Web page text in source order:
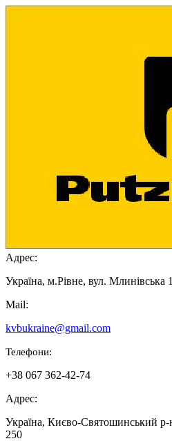
Адрес:
Україна, м.Рівне, вул. Млинівська
Mail:
kvbukraine@gmail.com
Телефони:
+38 067 362-42-74
Адрес:
Україна, Києво-Святошинський р-
250